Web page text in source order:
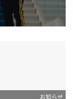
お知らせ